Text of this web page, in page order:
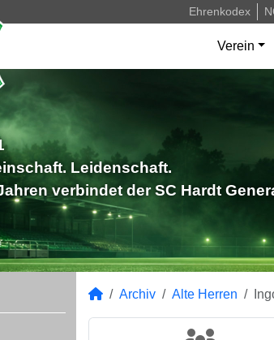
Ehrenkodex
Verein
Leidenschaft.
verbindet der SC Hardt
Archiv Alte Herren